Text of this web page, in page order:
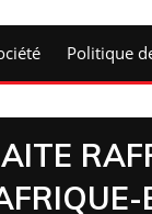
Politique